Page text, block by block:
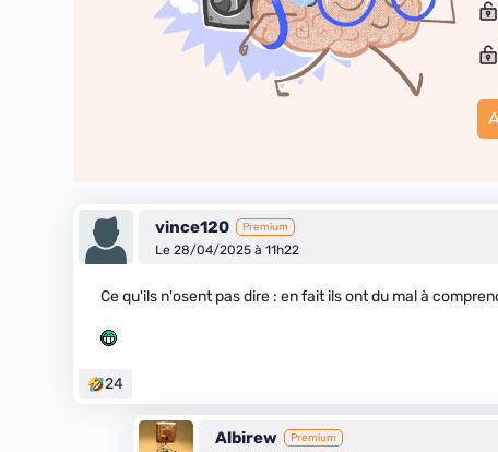
vince120 Premium
Le 28/04/2025 à 11h22
Ce qu'ils n'osent pas dire : en fait ils ont du mal à
24
Albirew Premium